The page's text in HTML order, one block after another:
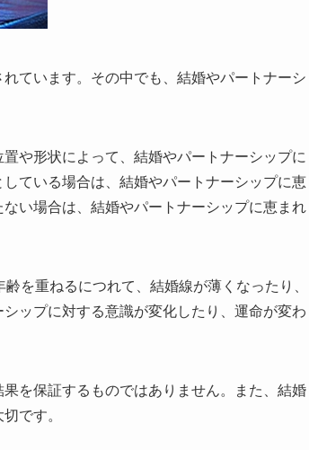
ています。その中でも、結婚やパートナーシ
や形状によって、結婚やパートナーシップに
ている場合は、結婚やパートナーシップに恵
い場合は、結婚やパートナーシップに恵まれ
を重ねるにつれて、結婚線が薄くなったり、
ップに対する意識が変化したり、運命が変わ
を保証するものではありません。また、結婚
です。